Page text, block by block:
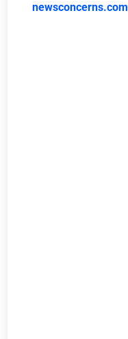
newsconcerns.com